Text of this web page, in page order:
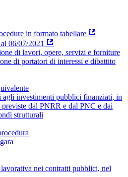
in formato tabellare
06/07/2021
di lavori, opere, servizi e forniture
di portatori di interessi e dibattito
agli investimenti pubblici finanziati, in
dal PNRR e dal PNC e dai
strutturali
nei contratti pubblici, nel